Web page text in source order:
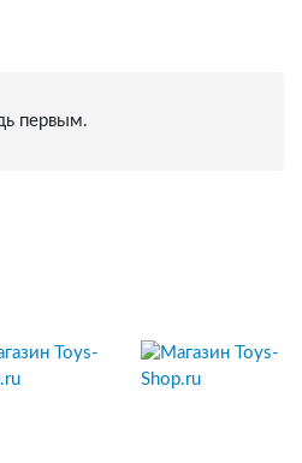
первым.